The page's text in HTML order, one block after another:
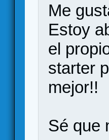
Me
Estoy
el
starter
mejor!!
Sé que